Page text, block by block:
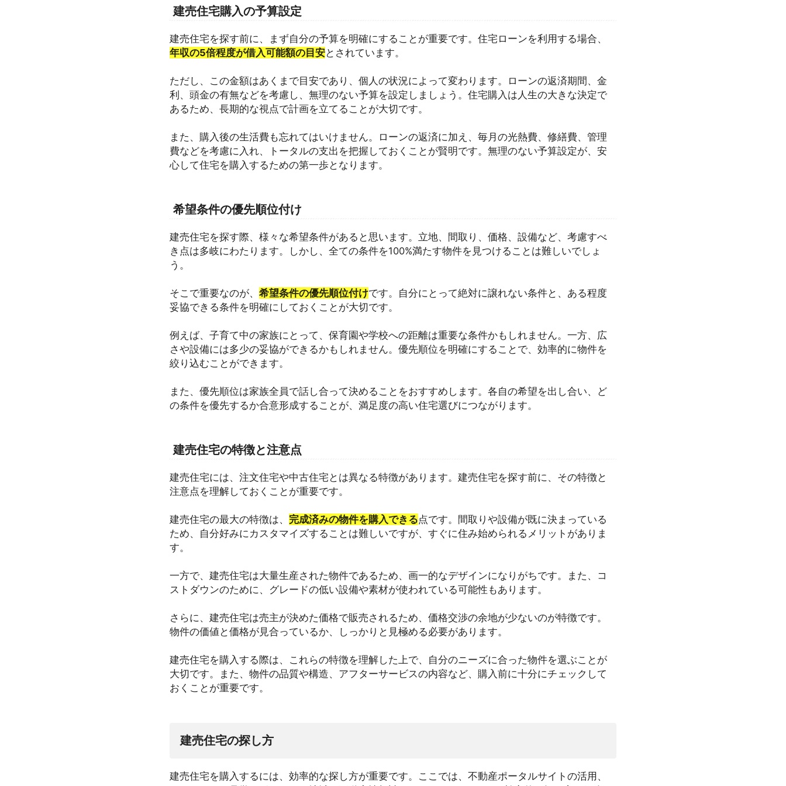
建売住宅購入の予算設定
建売住宅を探す前に、まず自分の予算を明確にすることが重要です。住宅ローンを利用する場合、
年収の5倍程度が借入可能額の目安とされています。
ただし、この金額はあくまで目安であり、個人の状況によって変わります。ローンの返済期間、金
利、頭金の有無などを考慮し、無理のない予算を設定しましょう。住宅購入は人生の大きな決定で
あるため、長期的な視点で計画を立てることが大切です。
また、購入後の生活費も忘れてはいけません。ローンの返済に加え、毎月の光熱費、修繕費、管理
費などを考慮に入れ、トータルの支出を把握しておくことが賢明です。無理のない予算設定が、安
心して住宅を購入するための第一歩となります。
希望条件の優先順位付け
建売住宅を探す際、様々な希望条件があると思います。立地、間取り、価格、設備など、考慮すべ
き点は多岐にわたります。しかし、全ての条件を100%満たす物件を見つけることは難しいでしょ
う。
そこで重要なのが、 希望条件の優先順位付けです。自分にとって絶対に譲れない条件と、ある程度
妥協できる条件を明確にしておくことが大切です。
例えば、子育て中の家族にとって、保育園や学校への距離は重要な条件かもしれません。一方、広
さや設備には多少の妥協ができるかもしれません。優先順位を明確にすることで、効率的に物件を
絞り込むことができます。
また、優先順位は家族全員で話し合って決めることをおすすめします。各自の希望を出し合い、ど
の条件を優先するか合意形成することが、満足度の高い住宅選びにつながります。
建売住宅の特徴と注意点
建売住宅には、注文住宅や中古住宅とは異なる特徴があります。建売住宅を探す前に、その特徴と
注意点を理解しておくことが重要です。
建売住宅の最大の特徴は、 完成済みの物件を購入できる点です。間取りや設備が既に決まっている
ため、自分好みにカスタマイズすることは難しいですが、すぐに住み始められるメリットがありま
す。
一方で、建売住宅は大量生産された物件であるため、画一的なデザインになりがちです。また、コ
ストダウンのために、グレードの低い設備や素材が使われている可能性もあります。
さらに、建売住宅は売主が決めた価格で販売されるため、価格交渉の余地が少ないのが特徴です。
物件の価値と価格が見合っているか、しっかりと見極める必要があります。
建売住宅を購入する際は、これらの特徴を理解した上で、自分のニーズに合った物件を選ぶことが
大切です。また、物件の品質や構造、アフターサービスの内容など、購入前に十分にチェックして
おくことが重要です。
建売住宅の探し方
建売住宅を購入するには、効率的な探し方が重要です。ここでは、不動産ポータルサイトの活用、